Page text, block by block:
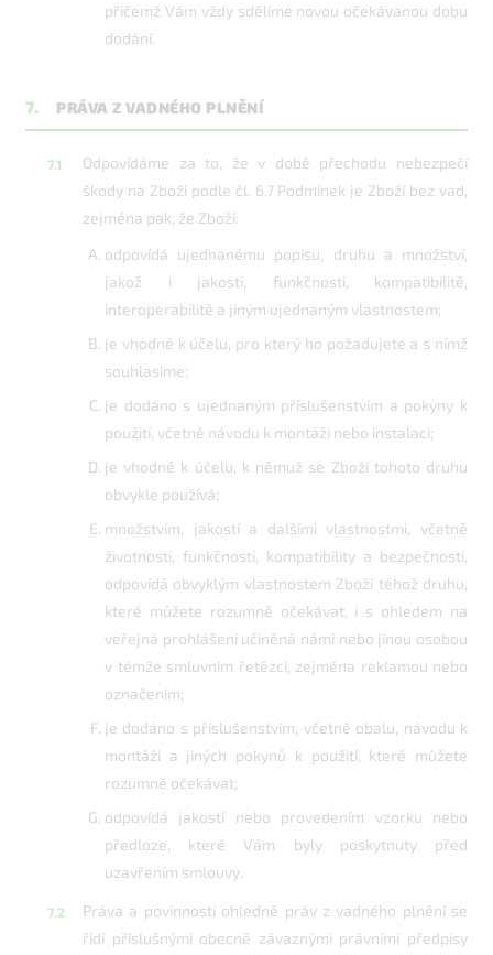
přičemž Vám vždy sdělíme novou očekávanou dobu
dodání.
7. PRÁVA Z VADNÉHO PLNĚNÍ
Odpovídáme za to, že v době přechodu nebezpečí
škody na Zboží podle čl. 6.7 Podmínek je Zboží bez vad,
zejména pak, že Zboží:
odpovídá ujednanému popisu, druhu a množství,
jakož i jakosti, funkčnosti, kompatibilitě,
interoperabilitě a jiným ujednaným vlastnostem;
je vhodné k účelu, pro který ho požadujete a s nímž
souhlasíme;
je dodáno s ujednaným příslušenstvím a pokyny k
použití, včetně návodu k montáži nebo instalaci;
je vhodné k účelu, k němuž se Zboží tohoto druhu
obvykle používá;
množstvím, jakostí a dalšími vlastnostmi, včetně
životnosti, funkčnosti, kompatibility a bezpečnosti,
odpovídá obvyklým vlastnostem Zboží téhož druhu,
které můžete rozumně očekávat, i s ohledem na
veřejná prohlášení učiněná námi nebo jinou osobou
v témže smluvním řetězci, zejména reklamou nebo
označením;
je dodáno s příslušenstvím, včetně obalu, návodu k
montáži a jiných pokynů k použití, které můžete
rozumně očekávat;
odpovídá jakostí nebo provedením vzorku nebo
předloze, které Vám byly poskytnuty před
uzavřením smlouvy.
Práva a povinnosti ohledně práv z vadného plnění se
řídí příslušnými obecně závaznými právními předpisy